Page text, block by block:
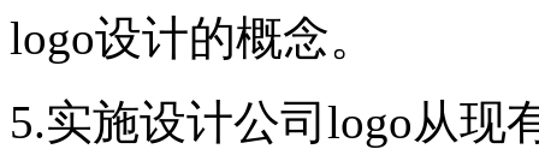
logo设计的概念。
5.实施设计公司logo从现